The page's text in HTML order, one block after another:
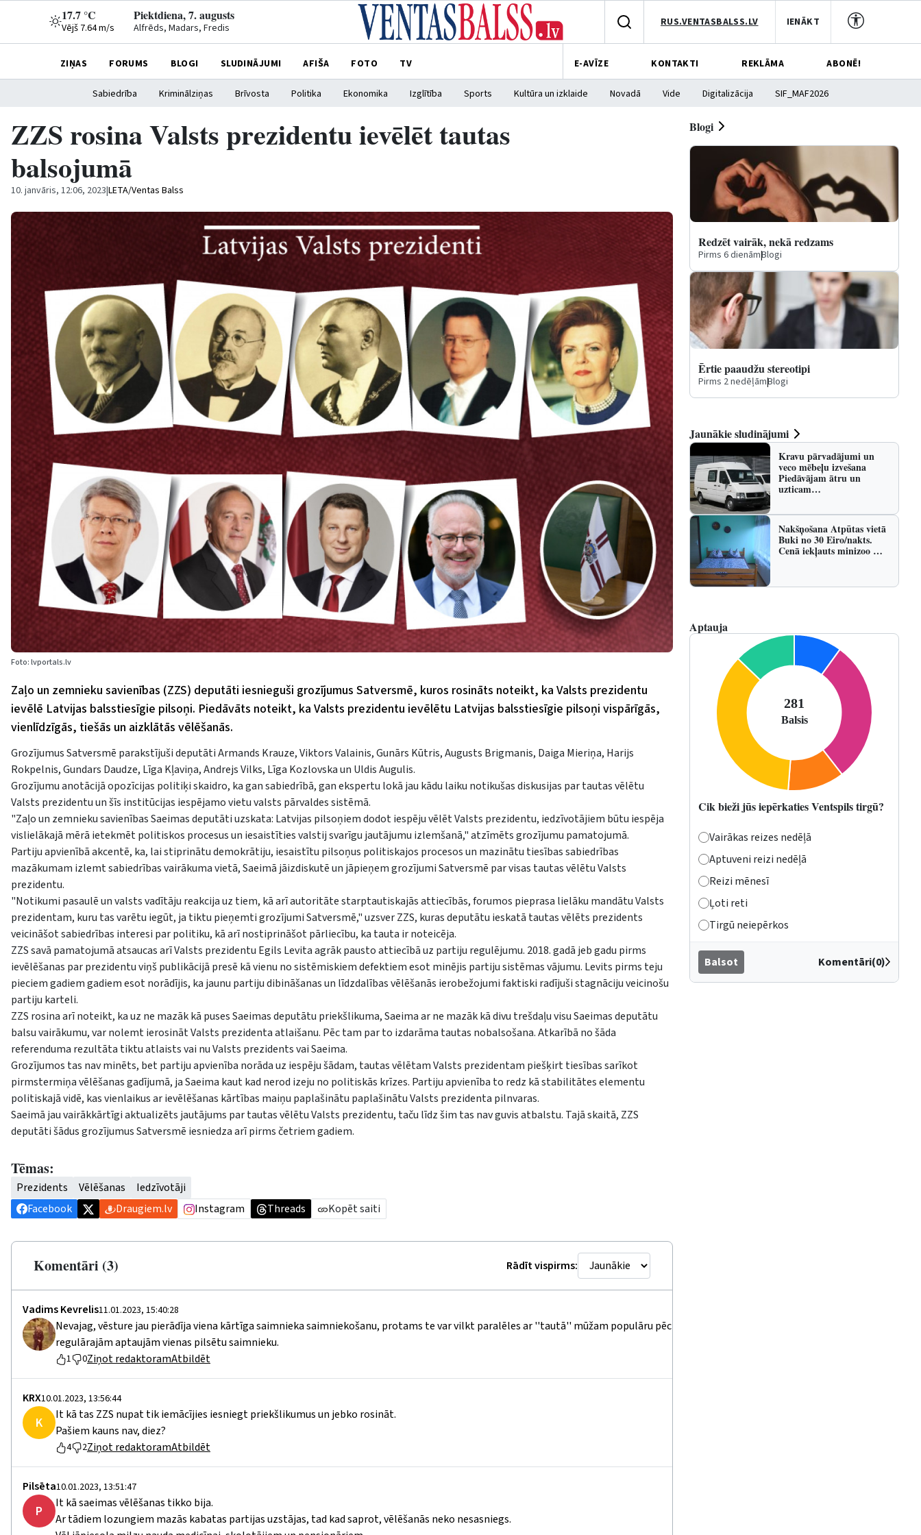
17.7 °C
Vējš 7.64 m/s
Piektdiena, 7. augusts
Alfrēds, Madars, Fredis RUS.VENTASBALSS.LV IENĀKT
ZIŅAS FORUMS BLOGI SLUDINĀJUMI AFIŠA FOTO TV E-AVĪZE KONTAKTI REKLĀMA ABONĒ!
Sabiedrība Kriminālziņas Brīvosta Politika Ekonomika Izglītība Sports Kultūra un izklaide Novadā Vide Digitalizācija SIF_MAF2026
ZZS rosina Valsts prezidentu ievēlēt tautas
balsojumā
10. janvāris, 12:06, 2023|LETA/Ventas Balss
Foto: lvportals.lv
Zaļo un zemnieku savienības (ZZS) deputāti iesnieguši grozījumus Satversmē, kuros rosināts noteikt, ka Valsts prezidentu
ievēlē Latvijas balsstiesīgie pilsoņi. Piedāvāts noteikt, ka Valsts prezidentu ievēlētu Latvijas balsstiesīgie pilsoņi vispārīgās,
vienlīdzīgās, tiešās un aizklātās vēlēšanās.
Grozījumus Satversmē parakstījuši deputāti Armands Krauze, Viktors Valainis, Gunārs Kūtris, Augusts Brigmanis, Daiga Mieriņa, Harijs
Rokpelnis, Gundars Daudze, Līga Kļaviņa, Andrejs Vilks, Līga Kozlovska un Uldis Augulis.
Grozījumu anotācijā opozīcijas politiķi skaidro, ka gan sabiedrībā, gan ekspertu lokā jau kādu laiku notikušas diskusijas par tautas vēlētu
Valsts prezidentu un šīs institūcijas iespējamo vietu valsts pārvaldes sistēmā.
"Zaļo un zemnieku savienības Saeimas deputāti uzskata: Latvijas pilsoņiem dodot iespēju vēlēt Valsts prezidentu, iedzīvotājiem būtu iespēja
vislielākajā mērā ietekmēt politiskos procesus un iesaistīties valstij svarīgu jautājumu izlemšanā," atzīmēts grozījumu pamatojumā.
Partiju apvienībā akcentē, ka, lai stiprinātu demokrātiju, iesaistītu pilsoņus politiskajos procesos un mazinātu tiesības sabiedrības
mazākumam izlemt sabiedrības vairākuma vietā, Saeimā jāizdiskutē un jāpieņem grozījumi Satversmē par visas tautas vēlētu Valsts
prezidentu.
"Notikumi pasaulē un valsts vadītāju reakcija uz tiem, kā arī autoritāte starptautiskajās attiecībās, forumos pieprasa lielāku mandātu Valsts
prezidentam, kuru tas varētu iegūt, ja tiktu pieņemti grozījumi Satversmē," uzsver ZZS, kuras deputātu ieskatā tautas vēlēts prezidents
veicināšot sabiedrības interesi par politiku, kā arī nostiprināšot pārliecību, ka tauta ir noteicēja.
ZZS savā pamatojumā atsaucas arī Valsts prezidentu Egils Levita agrāk pausto attiecībā uz partiju regulējumu. 2018. gadā jeb gadu pirms
ievēlēšanas par prezidentu viņš publikācijā presē kā vienu no sistēmiskiem defektiem esot minējis partiju sistēmas vājumu. Levits pirms teju
pieciem gadiem gadiem esot norādījis, ka jaunu partiju dibināšanas un līdzdalības vēlēšanās ierobežojumi faktiski radījuši stagnāciju veicinošu
partiju karteli.
ZZS rosina arī noteikt, ka uz ne mazāk kā puses Saeimas deputātu priekšlikuma, Saeima ar ne mazāk kā divu trešdaļu visu Saeimas deputātu
balsu vairākumu, var nolemt ierosināt Valsts prezidenta atlaišanu. Pēc tam par to izdarāma tautas nobalsošana. Atkarībā no šāda
referenduma rezultāta tiktu atlaists vai nu Valsts prezidents vai Saeima.
Grozījumos tas nav minēts, bet partiju apvienība norāda uz iespēju šādam, tautas vēlētam Valsts prezidentam piešķirt tiesības sarīkot
pirmstermiņa vēlēšanas gadījumā, ja Saeima kaut kad nerod izeju no politiskās krīzes. Partiju apvienība to redz kā stabilitātes elementu
politiskajā vidē, kas vienlaikus ar ievēlēšanas kārtības maiņu paplašinātu paplašinātu Valsts prezidenta pilnvaras.
Saeimā jau vairākkārtīgi aktualizēts jautājums par tautas vēlētu Valsts prezidentu, taču līdz šim tas nav guvis atbalstu. Tajā skaitā, ZZS
deputāti šādus grozījumus Satversmē iesniedza arī pirms četriem gadiem.
Tēmas:
Prezidents Vēlēšanas
Iedzīvotāji
Facebook
Draugiem.lv Instagram Threads Kopēt saiti
Komentāri (3) Rādīt vispirms:
Vadims Kevrelis11.01.2023, 15:40:28
Nevajag, vēsture jau pierādīja viena kārtīga saimnieka saimniekošanu, protams te var vilkt paralēles ar ''tautā'' mūžam populāru pēc
regulārajām aptaujām vienas pilsētu saimnieku.
1 0Ziņot redaktoramAtbildēt
KRX10.01.2023, 13:56:44
K
It kā tas ZZS nupat tik iemācījies iesniegt priekšlikumus un jebko rosināt.
Pašiem kauns nav, diez?
4 2Ziņot redaktoramAtbildēt
Pilsēta10.01.2023, 13:51:47
P
It kā saeimas vēlēšanas tikko bija.
Ar tādiem lozungiem mazās kabatas partijas uzstājas, tad kad saprot, vēlēšanās neko nesasniegs.
Blogi
Redzēt vairāk, nekā redzams
Pirms 6 dienām|Blogi
Ērtie paaudžu stereotipi
Pirms 2 nedēļām|Blogi
Jaunākie sludinājumi
Kravu pārvadājumi un
veco mēbeļu izvešana
Piedāvājam ātru un
uzticam…
Nakšņošana Atpūtas vietā
Buki no 30 Eiro/nakts.
Cenā iekļauts minizoo …
Aptauja
Cik bieži jūs iepērkaties Ventspils tirgū?
Vairākas reizes nedēļā
Aptuveni reizi nedēļā
Reizi mēnesī
Ļoti reti
Tirgū neiepērkos
Balsot Komentāri(0)